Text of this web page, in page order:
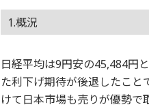
1.概況
日経平均は9円安の45,484円
た利下げ期待が後退したこ
けて日本市場も売りが優勢